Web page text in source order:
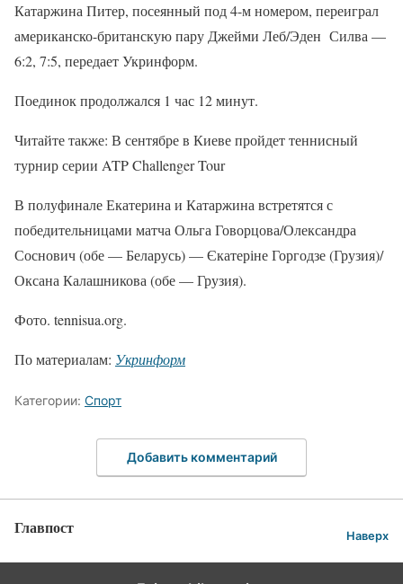
Катаржина Питер, посеянный под 4-м номером, переиграл
американско-британскую пару Джейми Леб/Эден Силва —
6:2, 7:5, передает Укринформ.
Поединок продолжался 1 час 12 минут.
Читайте также: В сентябре в Киеве пройдет теннисный
турнир серии ATP Challenger Tour
В полуфинале Екатерина и Катаржина встретятся с
победительницами матча Ольга Говорцова/Олександра
Соснович (обе — Беларусь) — Єкатеріне Горгодзе (Грузия)/
Оксана Калашникова (обе — Грузия).
Фото. tennisua.org.
По материалам: Укринформ
Категории: Спорт
Добавить комментарий
Главпост Наверх